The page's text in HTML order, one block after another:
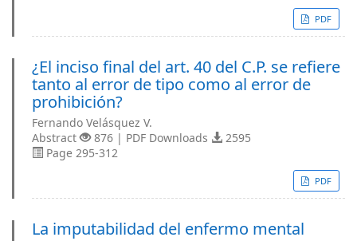
PDF
¿El inciso final del art. 40 del C.P. se refiere
tanto al error de tipo como al error de
prohibición?
Fernando Velásquez V.
Abstract
876 | PDF Downloads
2595
Page 295-312
PDF
La imputabilidad del enfermo mental